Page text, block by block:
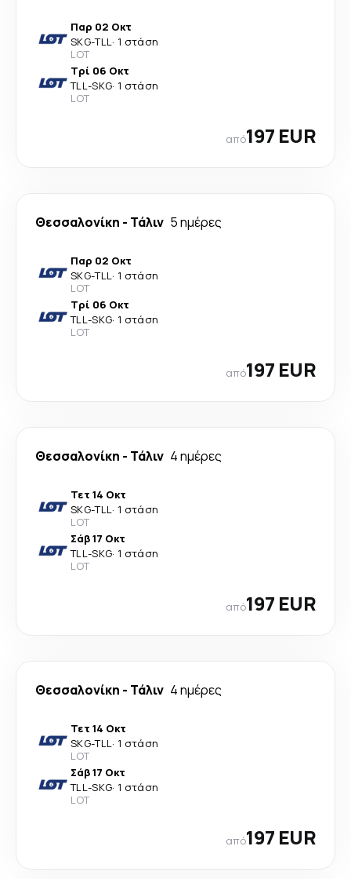
Παρ 02 Οκτ
SKG-TLL· 1 στάση
LOT
Τρί 06 Οκτ
TLL-SKG· 1 στάση
LOT
από197 EUR
Θεσσαλονίκη - Τάλιν 5 ημέρες
Παρ 02 Οκτ
SKG-TLL· 1 στάση
LOT
Τρί 06 Οκτ
TLL-SKG· 1 στάση
LOT
από197 EUR
Θεσσαλονίκη - Τάλιν 4 ημέρες
Τετ 14 Οκτ
SKG-TLL· 1 στάση
LOT
Σάβ 17 Οκτ
TLL-SKG· 1 στάση
LOT
από197 EUR
Θεσσαλονίκη - Τάλιν 4 ημέρες
Τετ 14 Οκτ
SKG-TLL· 1 στάση
LOT
Σάβ 17 Οκτ
TLL-SKG· 1 στάση
LOT
από197 EUR